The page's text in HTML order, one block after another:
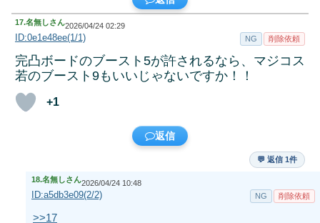
17.名無しさん2026/04/24 02:29
ID:0e1e48ee(1/1) NG 削除依頼
完凸ボードのブースト5が許されるなら、マジコス
若のブースト9もいいじゃないですか！！
+1
返信
💬 返信 1件
18.名無しさん2026/04/24 10:48
ID:a5db3e09(2/2) NG 削除依頼
>>17